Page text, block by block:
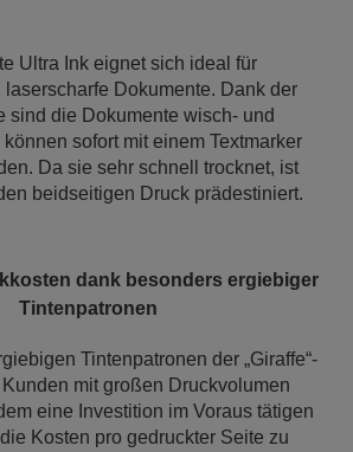
Ultra Ink eignet sich ideal für
Dokumente. Dank der
sind die Dokumente wisch- und
sofort mit einem Textmarker
Da sie sehr schnell trocknet, ist
beidseitigen Druck prädestiniert.
dank besonders ergiebiger
Tintenpatronen
Tintenpatronen der „Giraffe“-
mit großen Druckvolumen
eine Investition im Voraus tätigen
Kosten pro gedruckter Seite zu